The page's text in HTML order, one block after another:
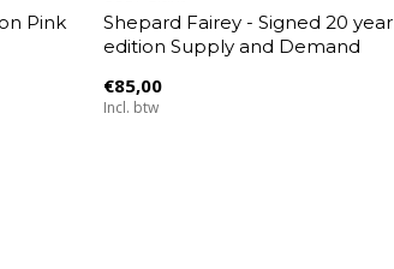
Pink
Shepard Fairey - Signed 20 year
edition Supply and Demand
€85,00
Incl. btw